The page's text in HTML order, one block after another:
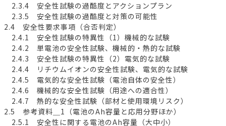
2.3.4 安全性試験の過酷度とアクションプラン
2.3.5 安全性試験の過酷度と対策の可能性
2.4 安全性要求事項（合否判定）
2.4.1 安全性試験の特異性（1）機械的な試験
2.4.2 単電池の安全性試験、機械的・熱的な試験
2.4.3 安全性試験の特異性（2）電気的な試験
2.4.4 リチウムイオンの安全性試験、電気的な試験
2.4.5 電気的な安全性試験（電池自体の安全性）
2.4.6 機械的な安全性試験（用途への適合性）
2.4.7 熱的な安全性試験（部材と使用環境リスク）
2.5 参考資料＿1（電池のAh容量と応用分野ほか）
2.5.1 安全性に関する電池のAh容量（大中小）